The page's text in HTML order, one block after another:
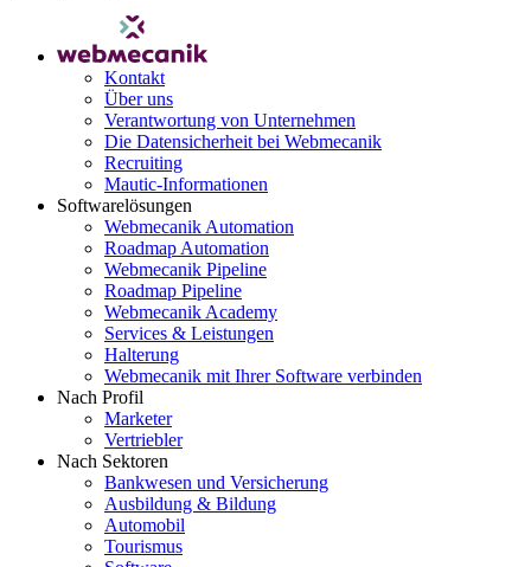
Kontakt
Über uns
Verantwortung von Unternehmen
Die Datensicherheit bei Webmecanik
Recruiting
Mautic-Informationen
Softwarelösungen
Webmecanik Automation
Roadmap Automation
Webmecanik Pipeline
Roadmap Pipeline
Webmecanik Academy
Services & Leistungen
Halterung
Webmecanik mit Ihrer Software verbinden
Nach Profil
Marketer
Vertriebler
Nach Sektoren
Bankwesen und Versicherung
Ausbildung & Bildung
Automobil
Tourismus